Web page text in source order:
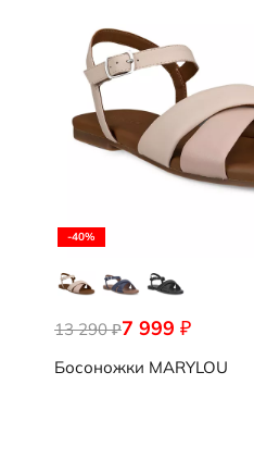
-40%
7 999 ₽
13 290₽
Босоножки MARYLOU